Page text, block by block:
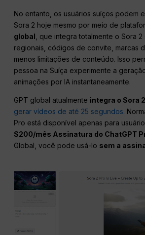
No entanto, os usuários suíços podem
Sora 2 hoje mesmo por meio de
global , que integra totalmente o Sora
regionais, códigos de convite, marcas
menos limitações de conteúdo. Isso
pessoa na Suíça experimente a
animações por IA instantaneamente.
GPT global atualmente integra o Sora
gerar vídeos de até 25 segundos.
Pro está disponível apenas para
$200/mês Assinatura do ChatGPT
Global, você pode usá-lo sem a